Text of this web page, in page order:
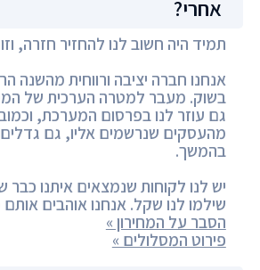
אחרי?
תמיד היה חשוב לנו להחזיר חזרה,
אנחנו חברה יציבה ורווחית מהשנה
בשוק. מעבר למטרה הערכית של
גם עוזר לנו בפרסום המערכת,
מהעסקים שנרשמים אליו, גם
בהמשך.
יש לנו לקוחות שנמצאים איתנו כבר
שילמו לנו שקל. אנחנו אוהבים
הסבר על המחירון »
פירוט המסלולים »